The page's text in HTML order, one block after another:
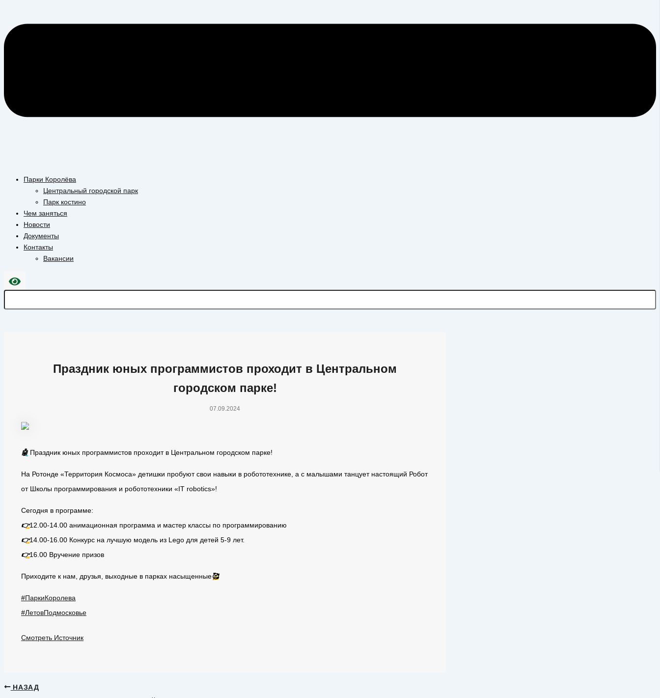
Парки Королёва
Центральный городской парк
Парк костино
Чем заняться
Новости
Документы
Контакты
Вакансии
Праздник юных программистов проходит в Центральном
городском парке!
07.09.2024
🤖 Праздник юных программистов проходит в Центральном городском парке!
На Ротонде «Территория Космоса» детишки пробуют свои навыки в робототехнике, а с малышами танцует настоящий Робот
от Школы программирования и робототехники «IT robotics»!
Сегодня в программе:
👉12.00-14.00 анимационная программа и мастер классы по программированию
👉14.00-16.00 Конкурс на лучшую модель из Lego для детей 5-9 лет.
👉16.00 Вручение призов
Приходите к нам, друзья, выходные в парках насыщенные🥰
#ПаркиКоролева
#ЛетовПодмосковье
Смотреть Источник
НАЗАД